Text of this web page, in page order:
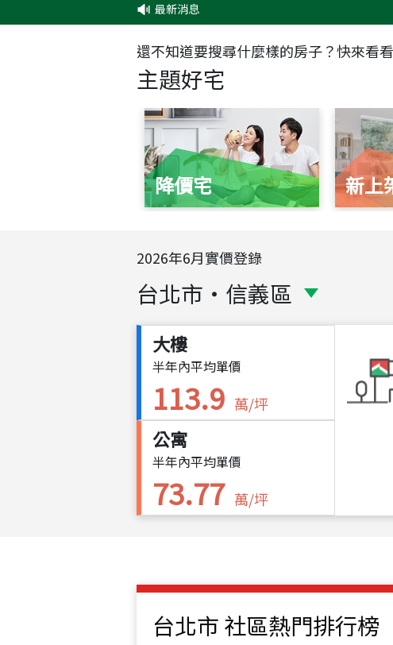
最新消息 ✦✦
還不知道要搜尋什麼樣的房子？快來看看
主題好宅
降價宅 新上
2026年6月實價登錄
台北市 ・ 信義區
大樓
半年內平均單價
113.9 萬/坪
公寓
半年內平均單價
73.77 萬/坪
台北市 社區熱門排行榜